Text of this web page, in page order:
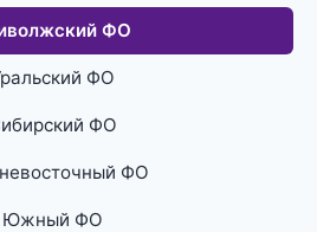
ФО
ФО
ФО
ФО
Южный ФО